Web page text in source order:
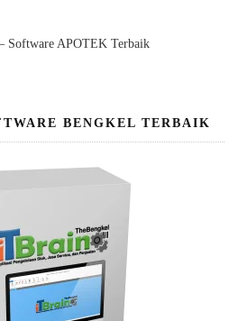
Software APOTEK Terbaik
BENGKEL TERBAIK